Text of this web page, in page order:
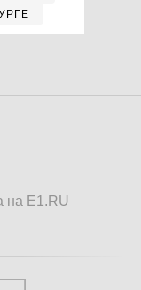
на E1.RU